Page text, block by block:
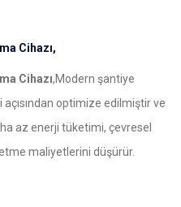
Cihazı,
Cihazı,Modern şantiye
optimize edilmiştir ve
az enerji tüketimi, çevresel
maliyetlerini düşürür.